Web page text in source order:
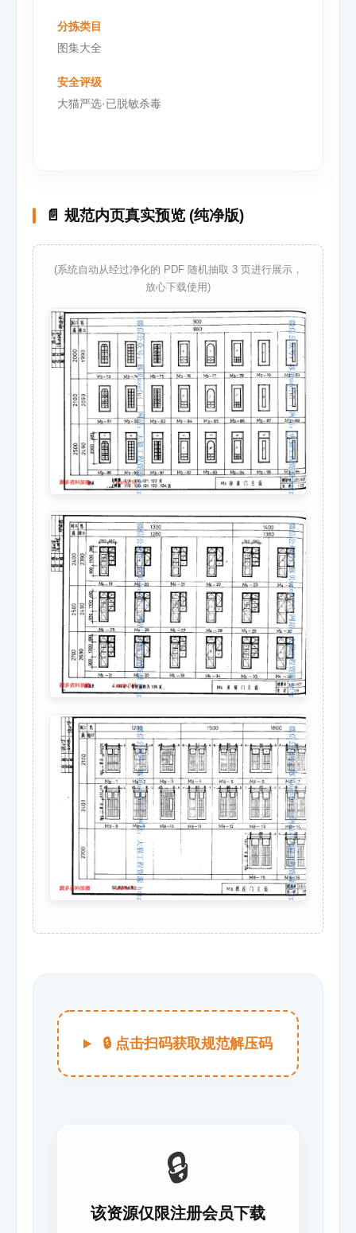
分拣类目
图集大全
安全评级
大猫严选·已脱敏杀毒
📄 规范内页真实预览 (纯净版)
(系统自动从经过净化的 PDF 随机抽取 3 页进行展示，
放心下载使用)
🔒 点击扫码获取规范解压码
🔒
该资源仅限注册会员下载